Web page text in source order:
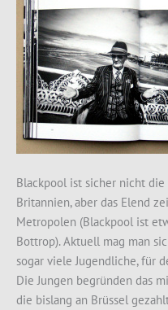
Blackpool ist sicher nicht
Britannien, aber das Elend
Metropolen (Blackpool ist
Bottrop). Aktuell mag man
sogar viele Jugendliche, für
Die Jungen begründen das
die bislang an Brüssel